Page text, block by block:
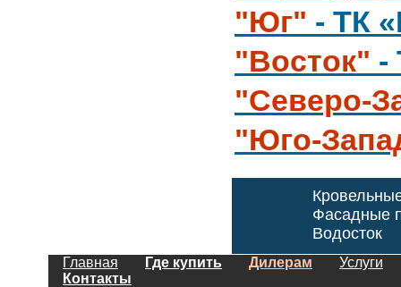
"Юг" - ТК
"Восток" -
"Северо-
"Юго-
Фасадные
Водосток
Главная Где купить Дилерам
Услуги
Контакты